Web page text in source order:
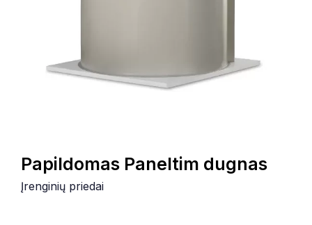
Papildomas Paneltim dugnas
Įrenginių priedai